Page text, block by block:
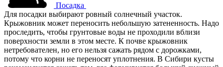
Посадка
Для посадки выбирают ровный солнечный участок.
Крыжовник может переносить небольшую затененность. Надо
проследить, чтобы грунтовые воды не проходили вблизи
поверхности земли в этом месте. К почве крыжовник
нетребователен, но его нельзя сажать рядом с дорожками,
потому что корни не переносят уплотнения. В Сибири кусты